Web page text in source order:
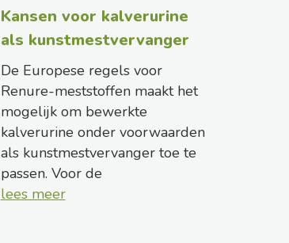
Kansen voor kalverurine
als kunstmestvervanger
De Europese regels voor
Renure-meststoffen maakt het
mogelijk om bewerkte
kalverurine onder voorwaarden
als kunstmestvervanger toe te
passen. Voor de
lees meer